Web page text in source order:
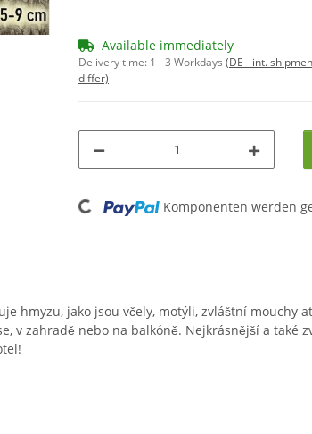
Available immediately
Delivery time: 1 - 3 Workdays (DE - int.
differ)
Loading... Komponenten werden
hmyzu, jako jsou včely, motýli, zvláštní mouchy
v zahradě nebo na balkóně. Nejkrásnější a také